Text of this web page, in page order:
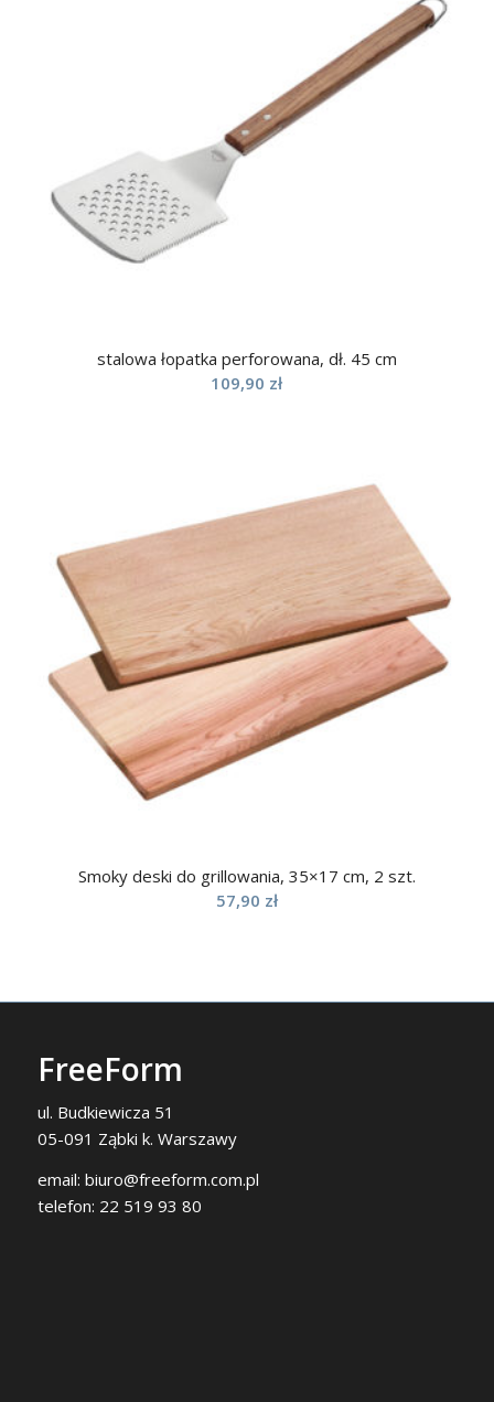
stalowa łopatka perforowana, dł. 45 cm
109,90 zł
Smoky deski do grillowania, 35×17 cm, 2 szt.
57,90 zł
FreeForm
ul. Budkiewicza 51
05-091 Ząbki k. Warszawy
email: biuro@freeform.com.pl
telefon: 22 519 93 80